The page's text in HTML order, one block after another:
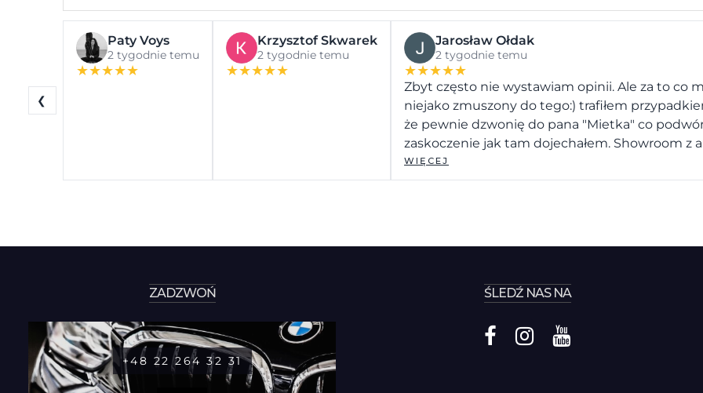
❮
Paty Voys
2 tygodnie temu
★★★★★
Krzysztof Skwarek
2 tygodnie temu
★★★★★
Jarosław Ołdak
2 tygodnie temu
★★★★★
Zbyt często nie wystawiam opinii. Ale za to co
niejako zmuszony do tego:) trafiłem
że pewnie dzwonię do pana "Mietka" co
zaskoczenie jak tam dojechałem. Showroom z
zacząłem się zastanawiać czy dobrze trafiłem
Obsługa nawet takiego klienta jak ja na
WIĘCEJ
ZADZWOŃ
+48 22 264 32 31
ŚLEDŹ NAS NA